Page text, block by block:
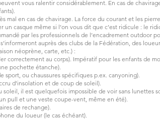
vous ralentir considérablement. En cas de
mal en cas de chavirage. La force du courant et les
un casque même si l’on vous dit que c’est ridicule : le
par les professionnels de l’encadrement outdoor
auprès des clubs de la Fédération, des
néoprène, carte, etc.) :
correctement au corps). Impératif pour les enfants de
pochette étanche).
sport, ou chaussures spécifiques p.ex. canyoning).
d’insolation et de coup de soleil).
il est quelquefois impossible de voir sans lunettes
pull et une veste coupe-vent, même en été).
de rechange).
du loueur (le cas échéant).